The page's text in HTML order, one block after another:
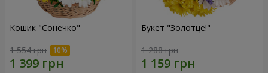
Кошик "Сонечко"
1 554 грн
Букет "Золотце!"
1 288 грн